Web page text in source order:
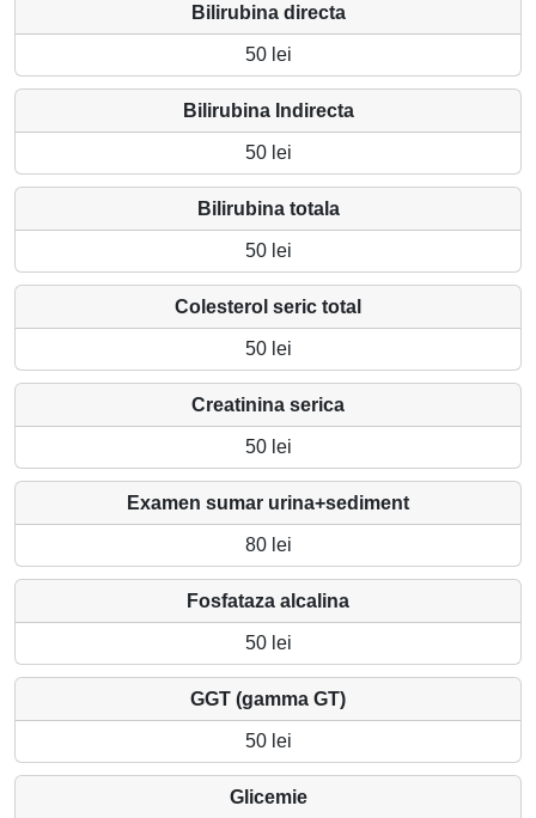
Bilirubina directa
50 lei
Bilirubina Indirecta
50 lei
Bilirubina totala
50 lei
Colesterol seric total
50 lei
Creatinina serica
50 lei
Examen sumar urina+sediment
80 lei
Fosfataza alcalina
50 lei
GGT (gamma GT)
50 lei
Glicemie